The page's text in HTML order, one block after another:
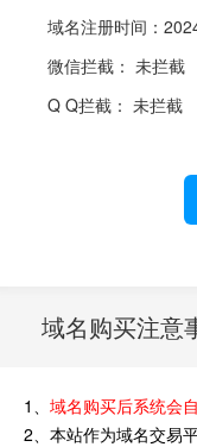
域名注册时间：
微信拦截： 未拦截
Q Q拦截： 未拦截
域名购买注意
1、 域名购买后系统会
2、本站作为域名交易